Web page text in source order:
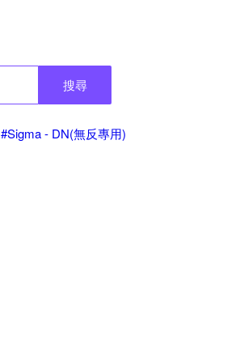
搜尋
#Sigma - DN(無反專用)